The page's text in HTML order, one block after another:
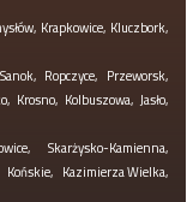
Krapkowice, Kluczbork,
Sanok, Ropczyce, Przeworsk,
Krosno, Kolbuszowa, Jasło,
Skarżysko-Kamienna,
Końskie, Kazimierza Wielka,